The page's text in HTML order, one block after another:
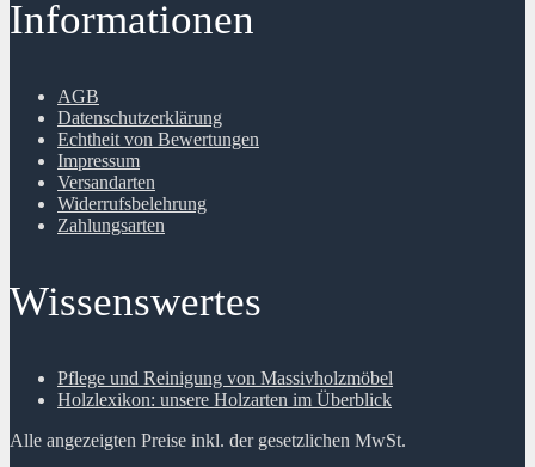
Informationen
AGB
Datenschutzerklärung
Echtheit von Bewertungen
Impressum
Versandarten
Widerrufsbelehrung
Zahlungsarten
Wissenswertes
Pflege und Reinigung von Massivholzmöbel
Holzlexikon: unsere Holzarten im Überblick
Alle angezeigten Preise inkl. der gesetzlichen MwSt.